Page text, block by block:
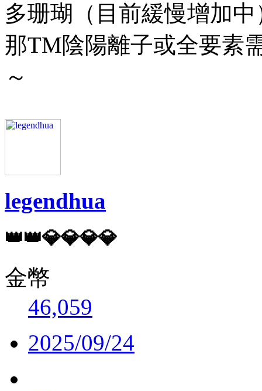
多珊瑚（目前緩慢增加中
那TM陰陽離子或全要素
～
legendhua
👑👑💎💎💎💎
金幣
46,059
2025/09/24